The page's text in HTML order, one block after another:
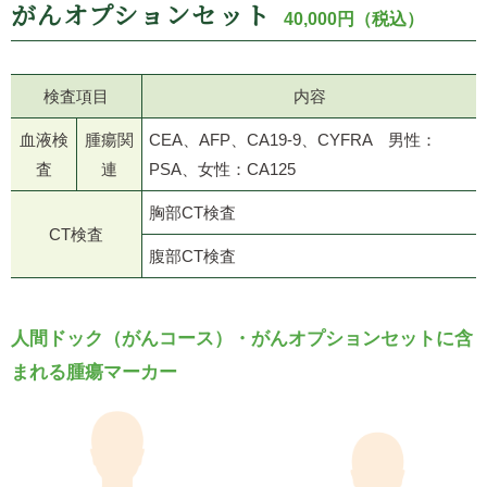
がんオプションセット 40,000円（税込）
検査項目 内容
血液検
査
腫瘍関
連
CEA、AFP、CA19-9、CYFRA 男性：
PSA、女性：CA125
CT検査
胸部CT検査
腹部CT検査
人間ドック（がんコース）・がんオプションセットに含
まれる腫瘍マーカー